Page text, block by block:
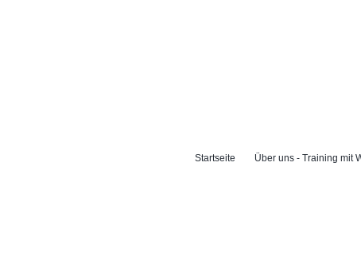
Startseite Über uns - Training mit